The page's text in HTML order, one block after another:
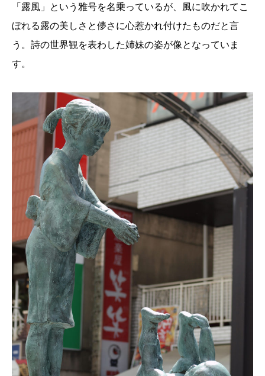
「露風」という雅号を名乗っているが、風に吹かれてこ
ぼれる露の美しさと儚さに心惹かれ付けたものだと言
う。詩の世界観を表わした姉妹の姿が像となっていま
す。